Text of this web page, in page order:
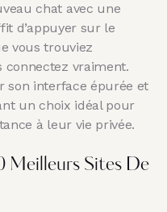
chat avec une
d’appuyer sur le
vous trouviez
connectez vraiment.
son interface épurée et
un choix idéal pour
à leur vie privée.
Meilleurs Sites De